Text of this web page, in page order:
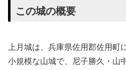
この城の概要
上月城は、兵庫県佐用郡佐用町
小規模な山城で、尼子勝久・山